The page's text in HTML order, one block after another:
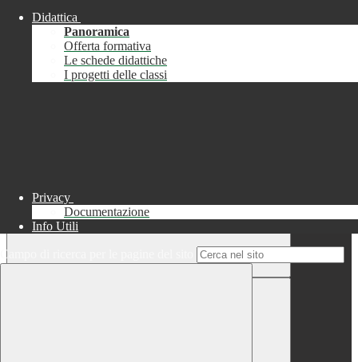
Chiudi
Informazione
Didattica
Panoramica
Offerta formativa
Le schede didattiche
I progetti delle classi
Privacy
Documentazione
Info Utili
Campo di ricerca per le pagine del sito